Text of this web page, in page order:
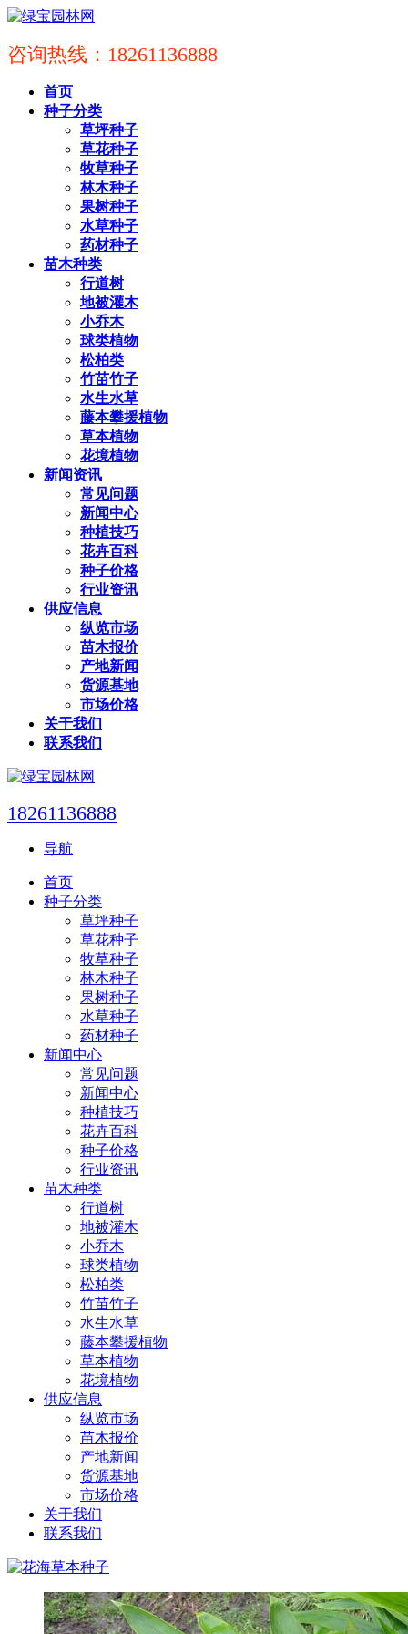
咨询热线：18261136888
首页
种子分类
草坪种子
草花种子
牧草种子
林木种子
果树种子
水草种子
药材种子
苗木种类
行道树
地被灌木
小乔木
球类植物
松柏类
竹苗竹子
水生水草
藤本攀援植物
草本植物
花境植物
新闻资讯
常见问题
新闻中心
种植技巧
花卉百科
种子价格
行业资讯
供应信息
纵览市场
苗木报价
产地新闻
货源基地
市场价格
关于我们
联系我们
18261136888
导航
首页
种子分类
草坪种子
草花种子
牧草种子
林木种子
果树种子
水草种子
药材种子
新闻中心
常见问题
新闻中心
种植技巧
花卉百科
种子价格
行业资讯
苗木种类
行道树
地被灌木
小乔木
球类植物
松柏类
竹苗竹子
水生水草
藤本攀援植物
草本植物
花境植物
供应信息
纵览市场
苗木报价
产地新闻
货源基地
市场价格
关于我们
联系我们